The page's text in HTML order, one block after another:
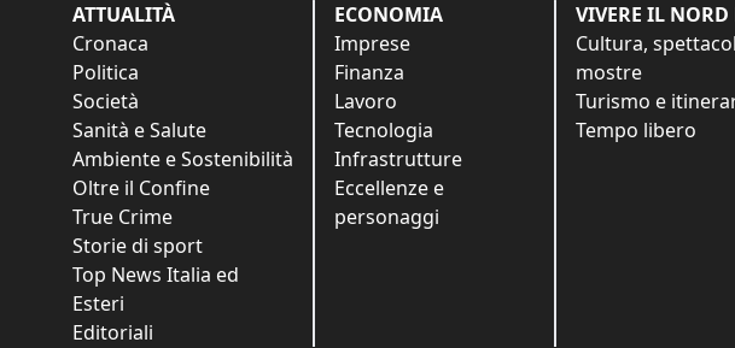
ATTUALITÀ
Cronaca
Politica
Società
Sanità e Salute
Ambiente e Sostenibilità
Oltre il Confine
True Crime
Storie di sport
Top News Italia ed
Esteri
Editoriali
ECONOMIA
Imprese
Finanza
Lavoro
Tecnologia
Infrastrutture
Eccellenze e
personaggi
VIVERE IL NORD
Cultura,
mostre
Turismo e
Tempo libero